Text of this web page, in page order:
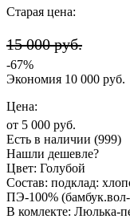
Старая цена:
15 000 руб.
-67%
Экономия 10 000 руб.
Цена:
от 5 000 руб.
Есть в наличии (999)
Нашли дешевле?
Цвет: Голубой
Состав: подклад:
ПЭ-100%
В комлекте: Люлька-